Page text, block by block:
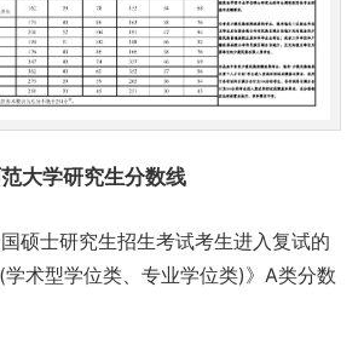
大学研究生分数线
硕士研究生招生考试考生进入复试的
术型学位类、专业学位类)》A类分数